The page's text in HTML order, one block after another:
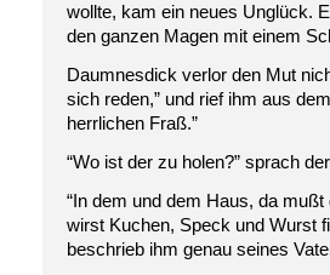
wollte, kam ein neues Unglück.
den ganzen Magen mit einem
Daumnesdick verlor den Mut
sich reden,” und rief ihm aus
herrlichen Fraß.”
“Wo ist der zu holen?” sprach
“In dem und dem Haus, da
wirst Kuchen, Speck und Wurst
beschrieb ihm genau seines